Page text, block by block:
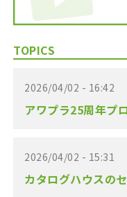
TOPICS
2026/04/02 - 16:42
アワプラ25周年プ
2026/04/02 - 15:31
カタログハウスの